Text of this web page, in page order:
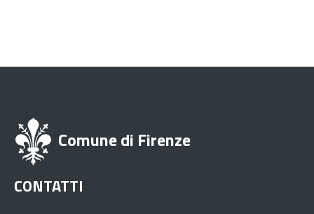
Comune di Firenze
CONTATTI